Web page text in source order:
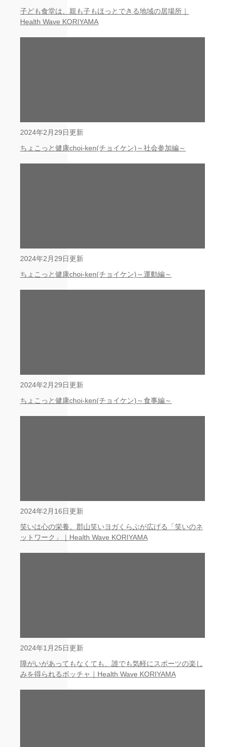
子ども食堂は、親も子もほっとできる地域の居場所｜
Health Wave KORIYAMA
2024年2月29日更新
ちょこっと健康choi-ken(チョイケン)～社会参加編～
2024年2月29日更新
ちょこっと健康choi-ken(チョイケン)～運動編～
2024年2月29日更新
ちょこっと健康choi-ken(チョイケン)～食事編～
2024年2月16日更新
笑いは心の栄養。郡山笑いヨガくらぶが広げる「笑いのネ
ットワーク」｜Health Wave KORIYAMA
2024年1月25日更新
障がいがあってもなくても、誰でも気軽にスポーツの楽し
みを得られるボッチャ｜Health Wave KORIYAMA